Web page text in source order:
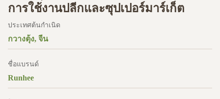
การใช้งานปลีกและซุปเปอร์มาร์เก็ต
ประเทศต้นกำเนิด
กวางตุ้ง, จีน
ชื่อแบรนด์
Runhee